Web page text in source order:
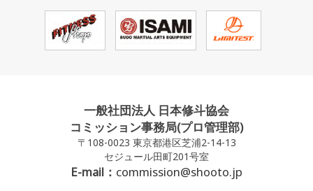
一般社団法人 日本修斗協会
コミッション事務局(プロ管理部)
〒108-0023 東京都港区芝浦2-14-13
セジュール田町201号室
E-mail： commission@shooto.jp